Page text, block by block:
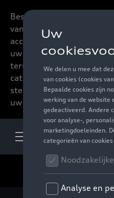
Beste accessoires-lovers,
vanaf nu kan u het hele
accessoire assortiment van
uw favoriete merk
terugvinden in de online
catalogus. Deze kunnen
steeds besteld worden via
uw verdeler.